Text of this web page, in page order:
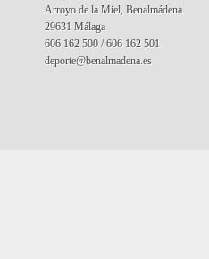
Arroyo de la Miel, Benalmádena
29631 Málaga
606 162 500 / 606 162 501
deporte@benalmadena.es